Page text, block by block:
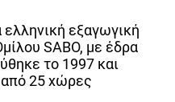
ελληνική εξαγωγική
SABO, με έδρα
το 1997 και
από 25 χώρες